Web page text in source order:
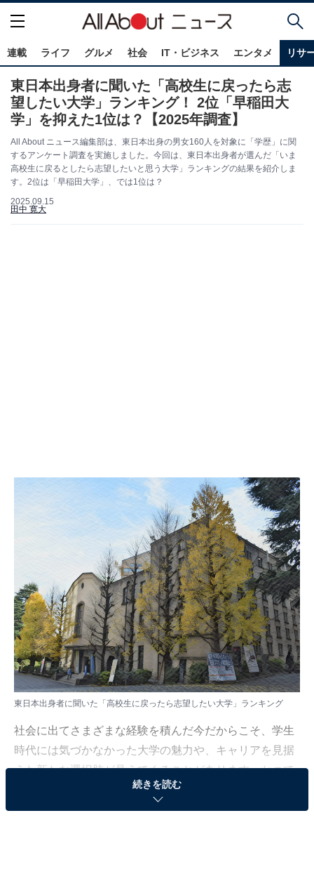
連載 ライフ グルメ 社会 IT・ビジネス エンタメ リサ
東日本出身者に聞いた「高校生に戻ったら志
望したい大学」ランキング！ 2位「早稲田大
学」を抑えた1位は？【2025年調査】
All About ニュース編集部は、東日本出身の男女160人を対象に「学歴」に関
するアンケート調査を実施しました。今回は、東日本出身者が選んだ「いま
高校生に戻るとしたら志望したいと思う大学」ランキングの結果を紹介しま
す。2位は「早稲田大学」、では1位は？
2025.09.15
田中 寛大
東日本出身者に聞いた「高校生に戻ったら志望したい大学」ランキング
社会に出てさまざまな経験を積んだ今だからこそ、学生
時代には気づかなかった大学の魅力や、キャリアを見据
えた新たな選択肢が見えてくることがあります。かつて
憧れていた志望校とは異なる答えが浮かび上がる人も少
なくないでしょう。
続きを読む